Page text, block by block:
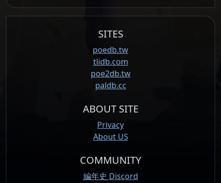
SITES
poedb.tw
tlidb.com
poe2db.tw
paldb.cc
ABOUT SITE
Privacy
About US
COMMUNITY
編年史 Discord